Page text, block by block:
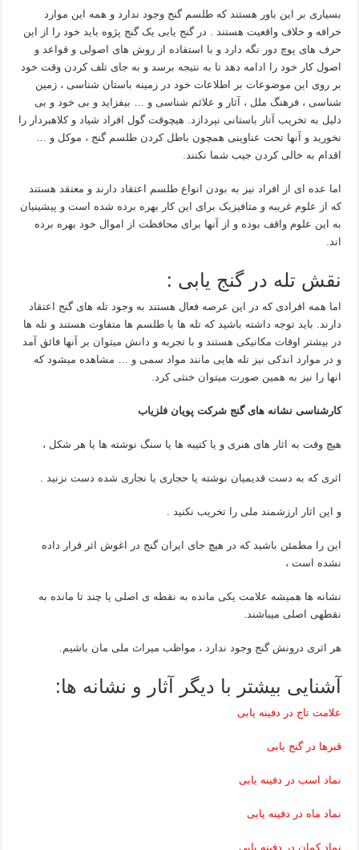
بسیاری بر این باور هستند که طلسم گنج وجود ندارد و همه این موارد
خرافه و خلاف واقعیت هستند . در گنج یابی یک گنج پژوه باید خود را از این
حرف های پوچ دور نگه دارد و با استفاده از روش های اصولی و قواعد و
اصول کار خود را ادامه دهد تا به نتیجه برسد و به جای تلف کردن وقت خود
بر روی این موضوعات بر اطلاعات خود در زمینه باستان شناسی ، زمین
شناسی ، فرهنگ ملل ، آثار و علائم شناسی و … بیفزاید و بی خود و بی
دلیل به تخریب آتار باستانی نپردازد. هیچوقت گول افراد شیاد و کلاهبردار را
نخورید و آنها تحت عناوینی همچون باطل کردن طلسم گنج ، موکل و …
اقدام به خالی کردن جیب شما نکنند.
اما عده ای از افراد نیز به بودن انواع طلسم اعتقاد دارند و معتقد هستند
که از علوم غریبه و متافیزیک برای این کار بهره برده شده است و پیشینیان
به این علوم واقف بوده و از آنها برای محافظت از اموال خود بهره برده
اند.
نقش تله در گنج یابی :
اما همه افرادی که در این عرصه فعال هستند به وجود تله های گنج اعتقاد
دارند. باید توجه داشته باشید که تله ها با طلسم ها متفاوت هستند و تله ها
در بیشتر اوقات مکانیکی هستند و با تجربه و دانش میتوان بر آنها فائق آمد
و در موارد اندکی نیز تله هایی مانند مواد سمی و … مشاهده میشود که
انها را نیز به همین صورت میتوان خنثی کرد.
کارشناسی نشانه های گنج شرکت پویان فلزیاب
هیچ وقت به اثار های هنری و یا کتیبه ها یا سنگ نوشته ها یا هر شکل ،
اثری که به دست قدیمیان نوشته یا حجاری یا نجاری شده دست نزنید .
و این اثار ارزشمند ملی را تخریب نکنید .
این را مطمئن باشید که در هیچ جای ایران گنج در اغوش اثر قرار داده
نشده است ،
نشانه ها همیشه علامت یکی مانده به نقطه ی اصلی یا چند تا مانده به
نقطهی اصلی میباشند.
هر اثری درونش گنج وجود ندارد ، مواظب میراث ملی مان باشیم.
آشنایی بیشتر با دیگر آثار و نشانه ها:
علامت تاج در دفینه یابی
قبرها در گنج یابی
نماد اسب در دفینه یابی
نماد ماه در دفینه یابی
نماد کمان در دفینه یابی